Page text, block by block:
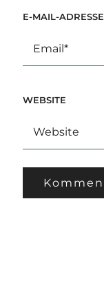
E-MAIL-ADRESSE
WEBSITE